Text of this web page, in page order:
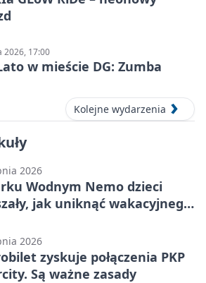
2026, 17:00
w mieście DG: Zumba
Kolejne wydarzenia
2026
Wodnym Nemo dzieci
jak uniknąć wakacyjnego
2026
zyskuje połączenia PKP
Są ważne zasady